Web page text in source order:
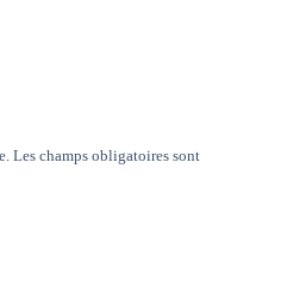
Les champs obligatoires sont